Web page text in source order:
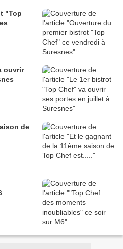
"Top
ouvrir
de